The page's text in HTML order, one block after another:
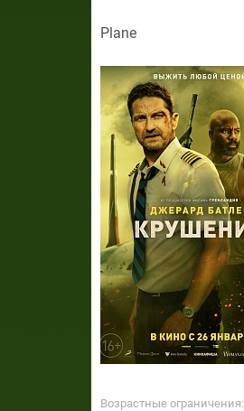
Plane
Возрастные ограничения: